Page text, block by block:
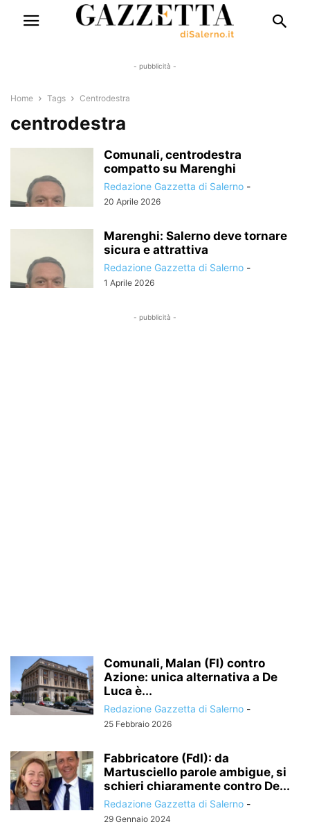
- pubblicità -
Home Tags Centrodestra
centrodestra
Comunali, centrodestra
compatto su Marenghi
Redazione Gazzetta di Salerno -
20 Aprile 2026
Marenghi: Salerno deve tornare
sicura e attrattiva
Redazione Gazzetta di Salerno -
1 Aprile 2026
- pubblicità -
Comunali, Malan (FI) contro
Azione: unica alternativa a De
Luca è...
Redazione Gazzetta di Salerno -
25 Febbraio 2026
Fabbricatore (FdI): da
Martusciello parole ambigue, si
schieri chiaramente contro De...
Redazione Gazzetta di Salerno -
29 Gennaio 2024